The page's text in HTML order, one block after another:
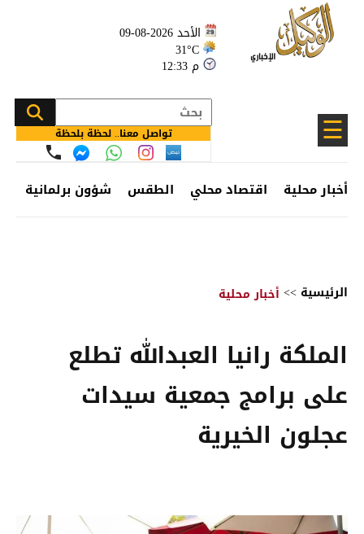
الأحد 2026-08-09
31°C
12:33 م
☰ تواصل معنا.. لحظة بلحظة
أخبار محلية اقتصاد محلي الطقس شؤون برلمانية
الرئيسية >> أخبار محلية
الملكة رانيا العبدالله تطلع
على برامج جمعية سيدات
عجلون الخيرية